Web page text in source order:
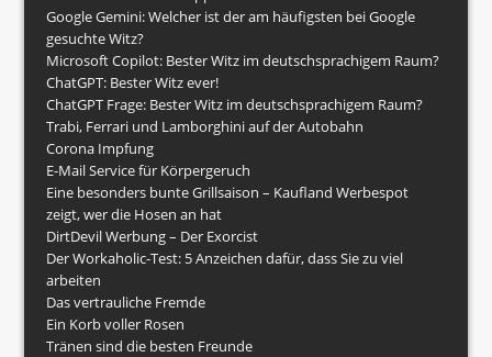
Google Gemini: Welcher ist der am häufigsten bei Google
gesuchte Witz?
Microsoft Copilot: Bester Witz im deutschsprachigem Raum?
ChatGPT: Bester Witz ever!
ChatGPT Frage: Bester Witz im deutschsprachigem Raum?
Trabi, Ferrari und Lamborghini auf der Autobahn
Corona Impfung
E-Mail Service für Körpergeruch
Eine besonders bunte Grillsaison – Kaufland Werbespot
zeigt, wer die Hosen an hat
DirtDevil Werbung – Der Exorcist
Der Workaholic-Test: 5 Anzeichen dafür, dass Sie zu viel
arbeiten
Das vertrauliche Fremde
Ein Korb voller Rosen
Tränen sind die besten Freunde